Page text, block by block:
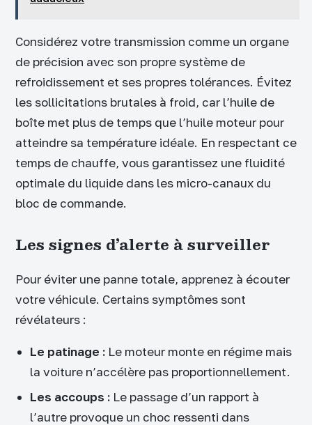
Considérez votre transmission comme un organe
de précision avec son propre système de
refroidissement et ses propres tolérances. Évitez
les sollicitations brutales à froid, car l’huile de
boîte met plus de temps que l’huile moteur pour
atteindre sa température idéale. En respectant ce
temps de chauffe, vous garantissez une fluidité
optimale du liquide dans les micro-canaux du
bloc de commande.
Les signes d’alerte à surveiller
Pour éviter une panne totale, apprenez à écouter
votre véhicule. Certains symptômes sont
révélateurs :
Le patinage :Le moteur monte en régime mais
la voiture n’accélère pas proportionnellement.
Les accoups :Le passage d’un rapport à
l’autre provoque un choc ressenti dans